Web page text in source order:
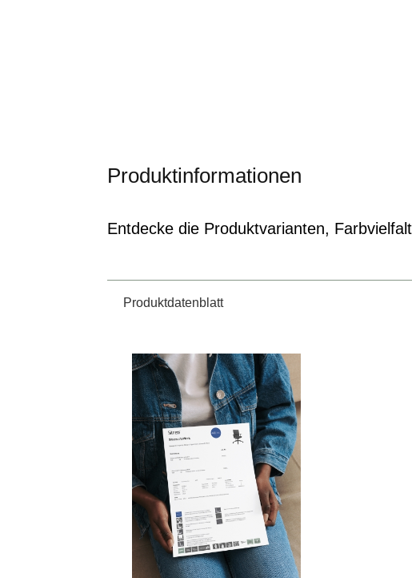
Produktinformationen
Entdecke die Produktvarianten,
Produktdatenblatt